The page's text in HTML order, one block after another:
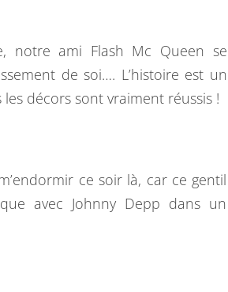
notre ami Flash Mc Queen se
de soi…. L’histoire est un
décors sont vraiment réussis !
ce soir là, car ce gentil
avec Johnny Depp dans un